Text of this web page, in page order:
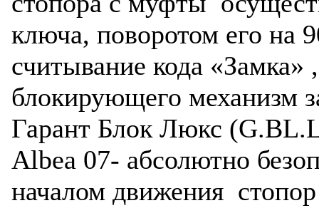
ключа, поворотом его на
считывание кода «Замка»
блокирующего механизм
Гарант Блок Люкс
Albea 07- абсолютно
началом движения